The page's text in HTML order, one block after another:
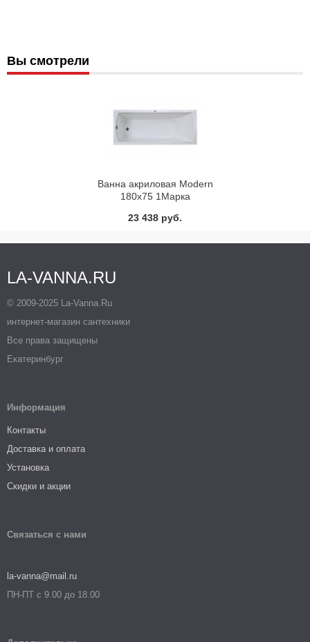
Вы смотрели
Ванна акриловая Modern
180х75 1Марка
23 438 руб.
LA-VANNA.RU
© 2009-2025 La-Vanna.Ru
интернет-магазин сантехники
Все права защищены
Екатеринбург
Информация
Контакты
Доставка и оплата
Установка
Скидки и акции
Связаться с нами
la-vanna@mail.ru
ПН-ПТ с 9.00 до 18.00